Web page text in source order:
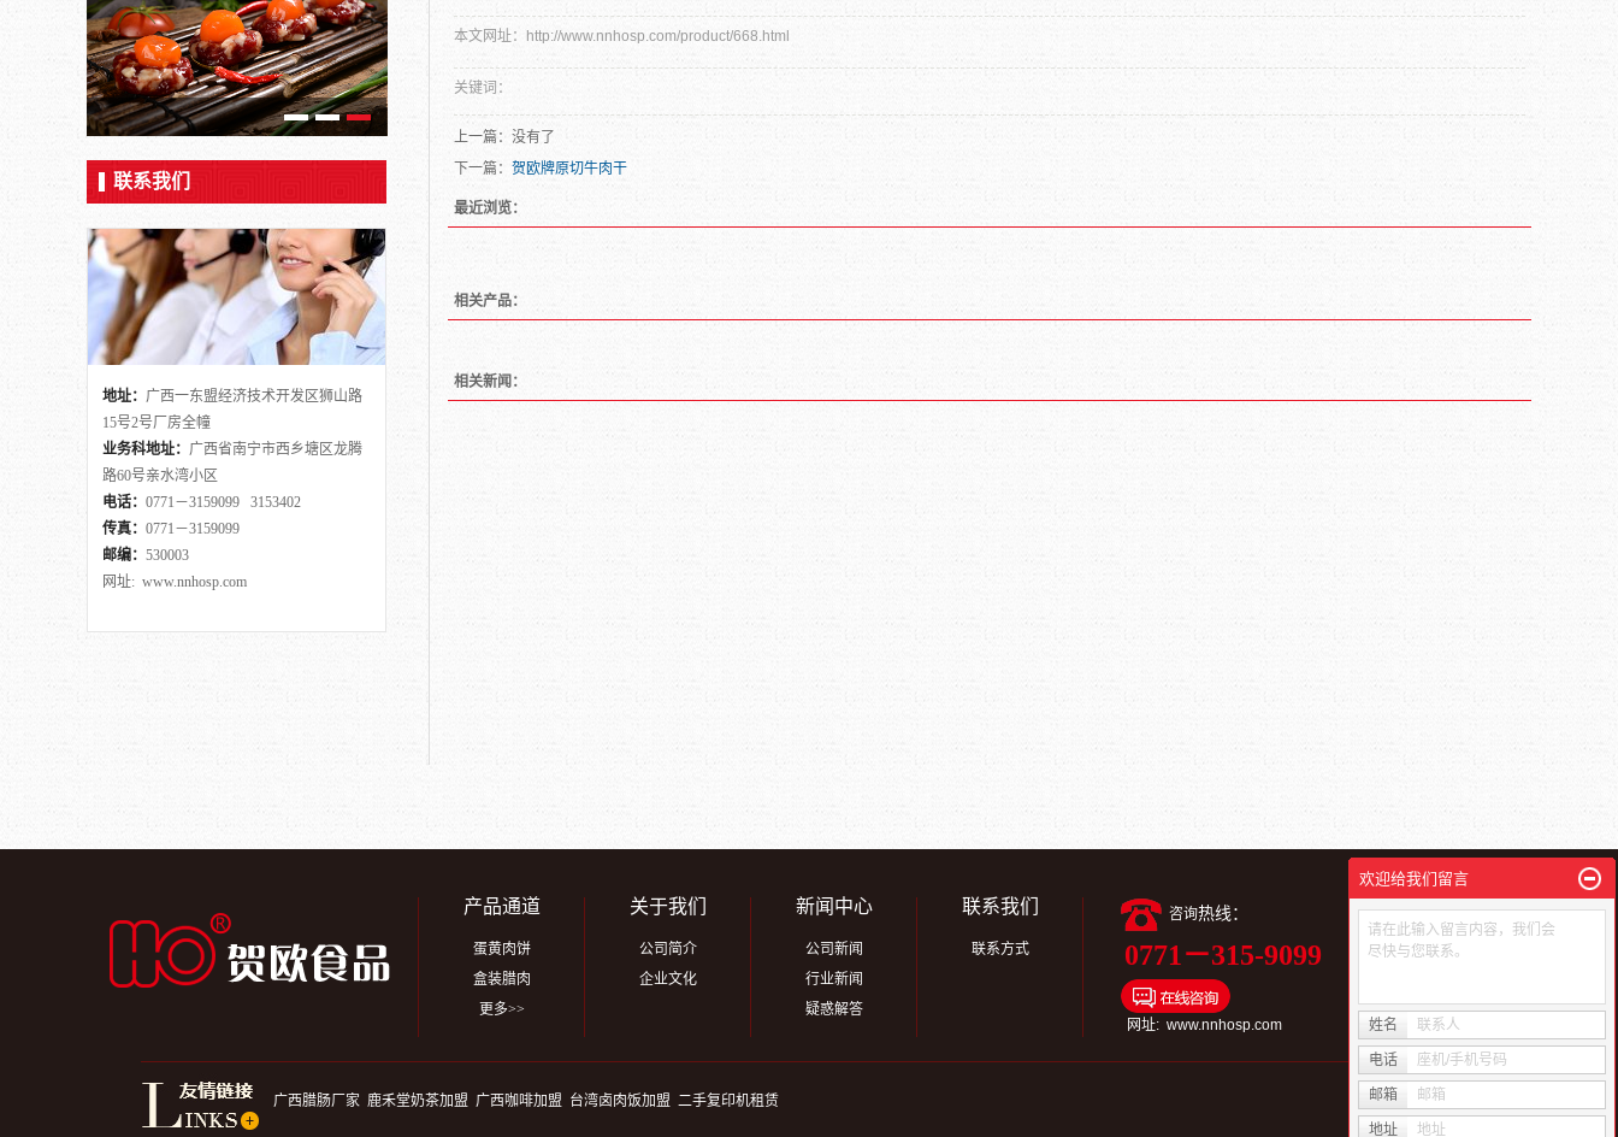
联系我们
地址： 广西一东盟经济技术开发区狮山路
15号2号厂房全幢
业务科地址： 广西省南宁市西乡塘区龙腾
路60号亲水湾小区
电话： 0771－3159099 3153402
传真： 0771－3159099
邮编： 530003
网址: www.nnhosp.com
本文网址：http://www.nnhosp.com/product/668.html
关键词：
上一篇：没有了
下一篇： 贺欧牌原切牛肉干
最近浏览：
相关产品：
相关新闻：
产品通道
蛋黄肉饼
盒装腊肉
更多>>
关于我们
公司简介
企业文化
新闻中心
公司新闻
行业新闻
疑惑解答
联系我们
联系方式
咨询热线：
0771－315-9099
网址: www.nnhosp.com
广西腊肠厂家 鹿禾堂奶茶加盟 广西咖啡加盟 台湾卤肉饭加盟 二手复印机租赁
欢迎给我们留言
请在此输入留言内容，我们会
尽快与您联系。
姓名 联系人
电话 座机/手机号码
邮箱 邮箱
地址 地址